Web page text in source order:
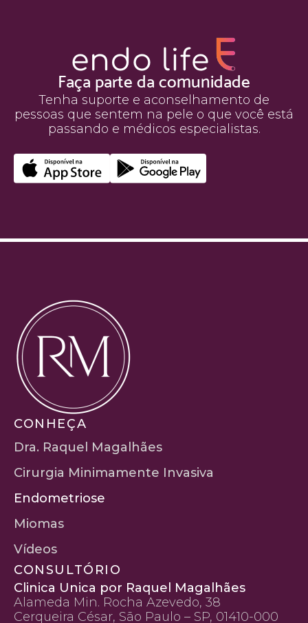
Faça parte da comunidade
Tenha suporte e aconselhamento de
pessoas que sentem na pele o que você está
passando e médicos especialistas.
CONHEÇA
Dra. Raquel Magalhães
Cirurgia Minimamente Invasiva
Endometriose
Miomas
Vídeos
CONSULTÓRIO
Clinica Unica por Raquel Magalhães
Alameda Min. Rocha Azevedo, 38
Cerqueira César, São Paulo – SP, 01410-000